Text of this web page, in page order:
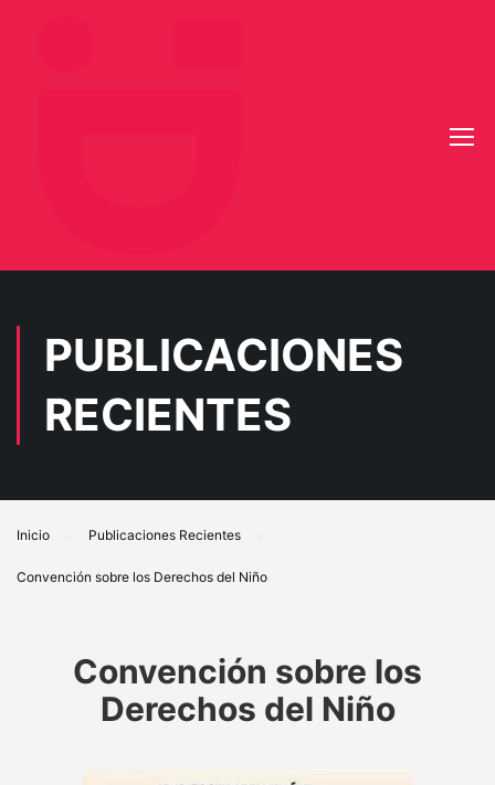
PUBLICACIONES
RECIENTES
Inicio Publicaciones Recientes
Convención sobre los Derechos del Niño
Convención sobre los
Derechos del Niño